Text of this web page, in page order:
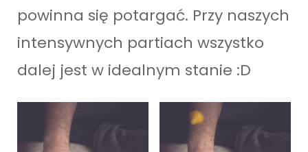
powinna się potargać. Przy naszych
intensywnych partiach wszystko
dalej jest w idealnym stanie :D